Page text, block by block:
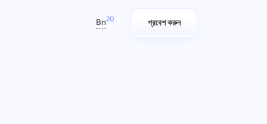
Bn20 প্রবেশ করুন